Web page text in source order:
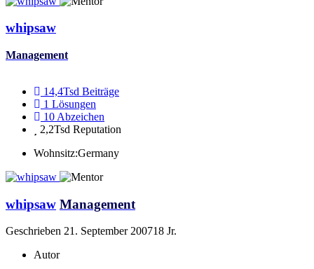
whipsaw
Management
14,4Tsd Beiträge
1 Lösungen
10 Abzeichen
2,2Tsd Reputation
Wohnsitz:Germany
whipsaw Management
Geschrieben 21. September 200718 Jr.
Autor